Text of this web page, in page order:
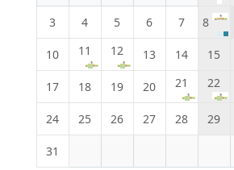
3 4 5 6 7 8
10 11 12 13 14 15
17 18 19 20 21 22
24 25 26 27 28 29
31